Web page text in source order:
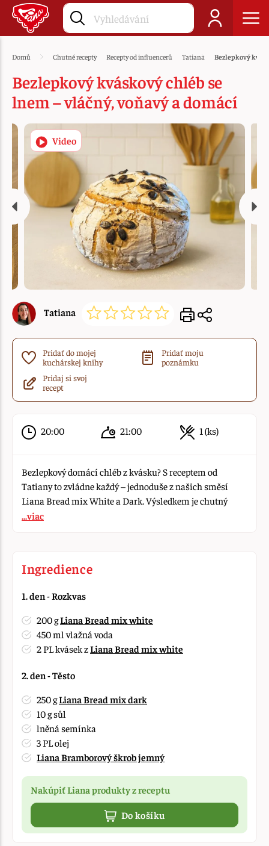
Domů Chutné recepty Recepty od influencerů Tatiana Bezlepkový
Bezlepkový kváskový chléb se
lnem – vláčný, voňavý a domácí
Video
Tatiana
Pridať do mojej
kuchárskej knihy
Pridať moju
poznámku
Pridaj si svoj
recept
20:00 21:00 1 (ks)
Bezlepkový domácí chléb z kvásku? S receptem od
Tatiany to zvládne každý – jednoduše z našich směsí
Liana Bread mix White a Dark. Výsledkem je chutný
...viac
Ingredience
1. den - Rozkvas
200 gLiana Bread mix white
450 ml vlažná voda
2 PL kvásek zLiana Bread mix white
2. den - Těsto
250 gLiana Bread mix dark
10 g sůl
lněná semínka
3 PL olej
Liana Bramborový škrob jemný
Nakúpiť Liana produkty z receptu
Do košíku